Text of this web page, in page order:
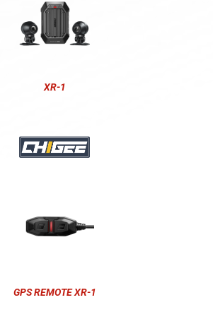
XR-1
GPS REMOTE XR-1